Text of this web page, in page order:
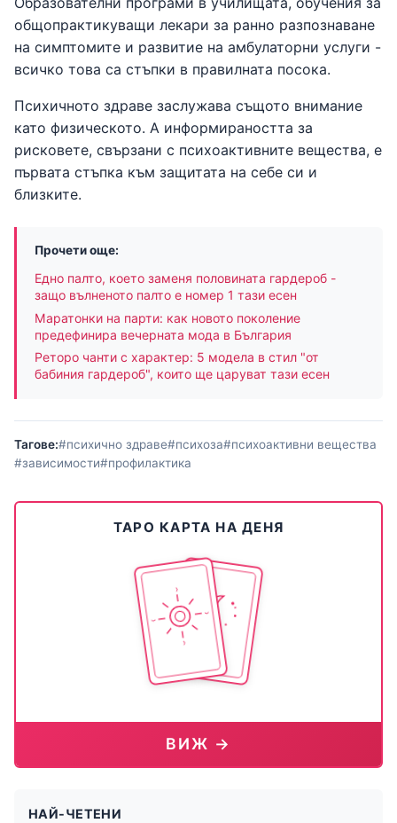
общопрактикуващи лекари за ранно разпознаване
на симптомите и развитие на амбулаторни услуги -
всичко това са стъпки в правилната посока.
Психичното здраве заслужава същото внимание
като физическото. А информираността за
рисковете, свързани с психоактивните вещества, е
първата стъпка към защитата на себе си и
близките.
Прочети още:
Едно палто, което заменя половината гардероб -
защо вълненото палто е номер 1 тази есен
Маратонки на парти: как новото поколение
предефинира вечерната мода в България
Реторо чанти с характер: 5 модела в стил "от
бабиния гардероб", които ще царуват тази есен
Тагове:#психично здраве#психоза#психоактивни вещества
#зависимости#профилактика
ТАРО КАРТА НА ДЕНЯ
ВИЖ →
НАЙ-ЧЕТЕНИ